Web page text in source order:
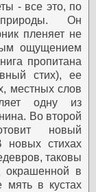
- все это, по
Он
пленяет не
ощущением
пропитана
стих), ее
местных слов
одну из
Во второй
новый
новых стихах
таковы
окрашенной в
мять в кустах